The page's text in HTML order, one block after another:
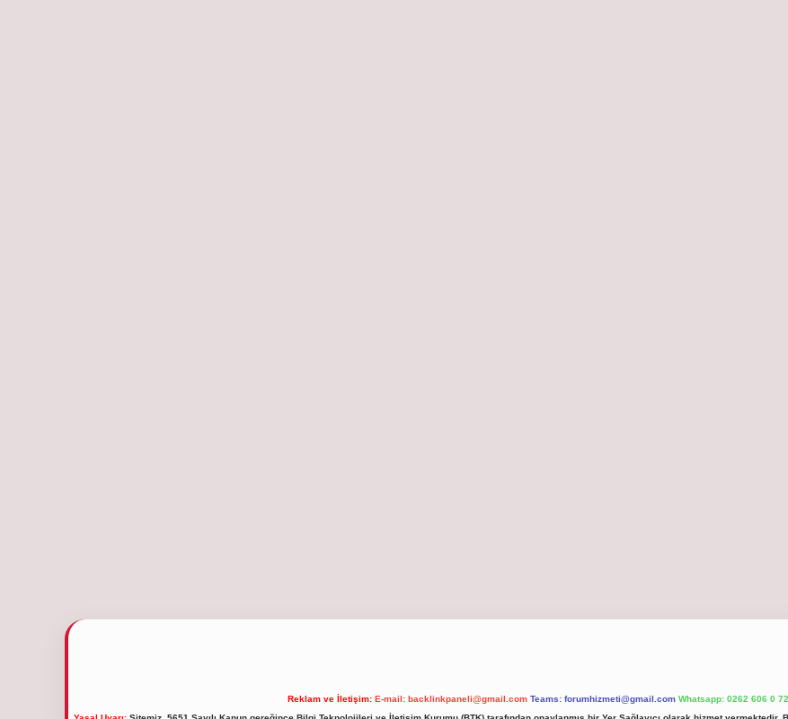
Reklam ve İletişim: E-mail: backlinkpaneli@gmail.com Teams: forumhizmeti@gmail.com Whatsapp: 0262 606 0